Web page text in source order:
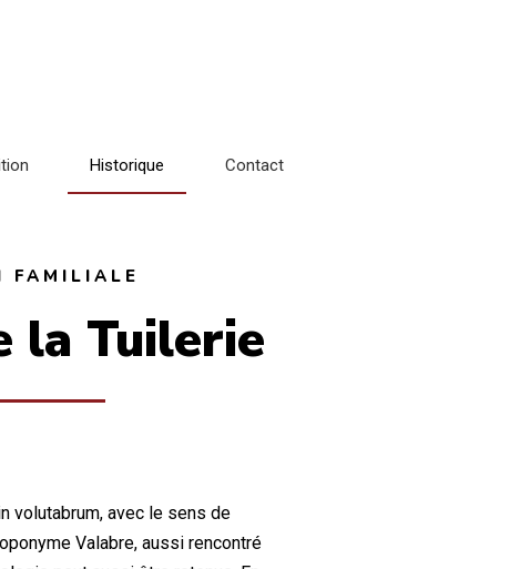
Historique Contact
FAMILIALE
la Tuilerie
volutabrum, avec le sens de
Valabre, aussi rencontré